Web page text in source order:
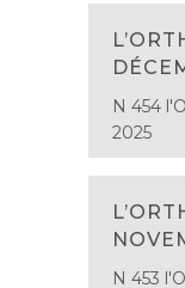
N 454
2025
N 453